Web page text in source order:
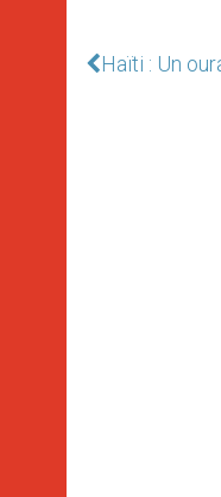
Haïti : Un